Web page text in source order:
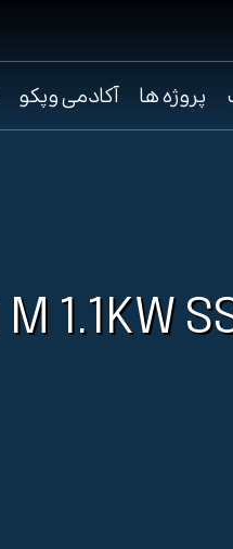
پروژه ها آکادمی وپکو